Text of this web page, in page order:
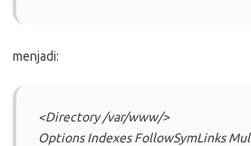
menjadi:
<Directory /var/www/>
Options Indexes FollowSymLinks